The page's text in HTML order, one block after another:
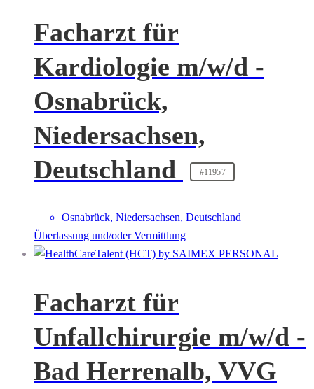
Facharzt für
Kardiologie m/w/d -
Osnabrück,
Niedersachsen,
Deutschland
#11957
Osnabrück, Niedersachsen, Deutschland
Überlassung und/oder Vermittlung
Facharzt für
Unfallchirurgie m/w/d -
Bad Herrenalb, VVG